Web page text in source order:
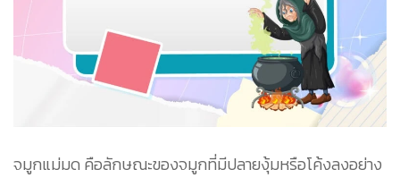
จมูกแม่มด คือลักษณะของจมูกที่มีปลายงุ้มหรือโค้งลงอย่าง